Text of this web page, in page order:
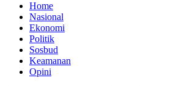
Home
Nasional
Ekonomi
Politik
Sosbud
Keamanan
Opini